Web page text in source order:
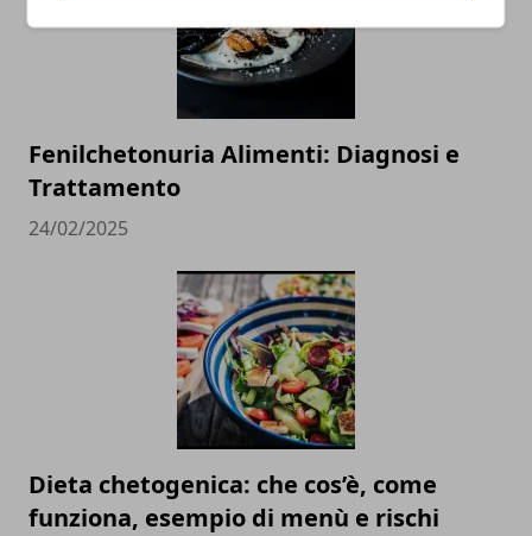
Fenilchetonuria Alimenti: Diagnosi e
Trattamento
24/02/2025
Dieta chetogenica: che cos’è, come
funziona, esempio di menù e rischi